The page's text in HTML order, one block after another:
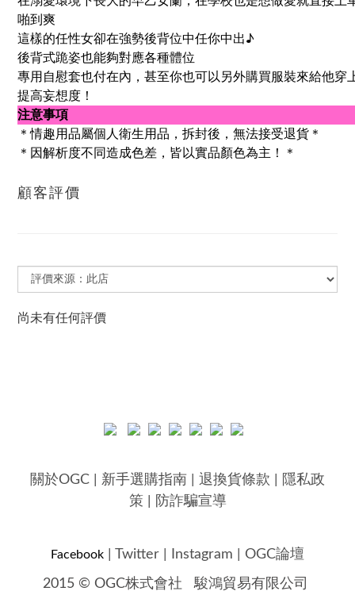
啪到爽
這樣的任性女卻在強勢後背位中任你中出♪
後背式跪姿也能夠對應各種體位
專用自慰套也付在內，甚至你也可以另外購買服裝來給他穿
提高妄想度！
注意事項
＊情趣用品屬個人衛生用品，拆封後，無法接受退貨＊
＊因解析度不同造成色差，皆以實品顏色為主！＊
顧客評價
尚未有任何評價
關於OGC 新手選購指南 退換貨條款
隱私政
策
防詐騙宣導
Facebook Twitter Instagram OGC論壇
2015 © OGC株式會社駿鴻貿易有限公司